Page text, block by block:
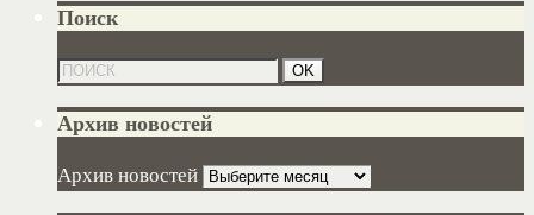
Поиск
Архив новостей
Архив новостей